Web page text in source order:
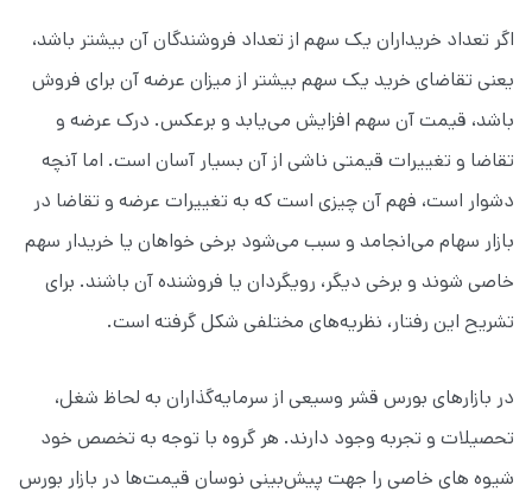
اگر تعداد خریداران یک سهم از تعداد فروشندگان آن بیشتر باشد،
یعنی تقاضای خرید یک سهم بیشتر از میزان عرضه آن برای فروش
باشد، قیمت آن سهم افزایش می‌یابد و برعکس. درک عرضه و
تقاضا و تغییرات قیمتی ناشی از آن بسیار آسان است. اما آنچه
دشوار است، فهم آن چیزی است که به تغییرات عرضه و تقاضا در
بازار سهام می‌انجامد و سبب می‌شود برخی خواهان یا خریدار سهم
خاصی شوند و برخی دیگر، رویگردان یا فروشنده آن باشند. برای
تشریح این رفتار، نظریه‌های مختلفی شکل‌ گرفته است.
در بازارهای بورس قشر وسیعی از سرمایه‌گذاران به لحاظ شغل،
تحصیلات و تجربه وجود دارند. هر گروه با توجه به تخصص خود
شیوه های خاصی را جهت پیش‌بینی نوسان قیمت‌ها در بازار بورس